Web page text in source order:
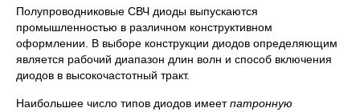
Полупроводниковые СВЧ диоды выпускаются
промышленностью в различном конструктивном
оформлении. В выборе конструкции диодов определяющим
является рабочий диапазон длин волн и способ включения
диодов в высокочастотный тракт.
Наибольшее число типов диодов имеетпатронную